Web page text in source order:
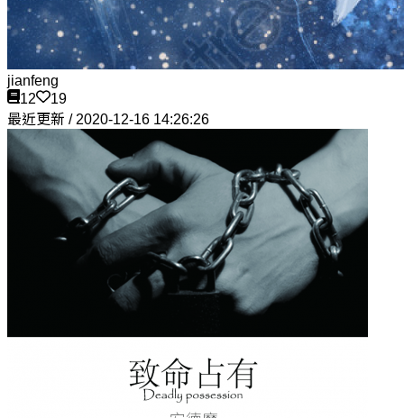
jianfeng
12
19
最近更新 / 2020-12-16 14:26:26